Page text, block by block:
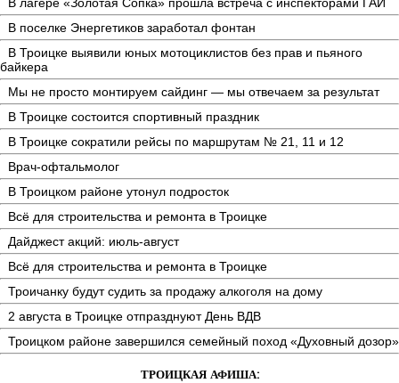
В поселке Энергетиков заработал фонтан
В Троицке выявили юных мотоциклистов без прав и пьяного
байкера
Мы не просто монтируем сайдинг — мы отвечаем за результат
В Троицке состоится спортивный праздник
В Троицке сократили рейсы по маршрутам № 21, 11 и 12
Врач-офтальмолог
В Троицком районе утонул подросток
Всё для строительства и ремонта в Троицке
Дайджест акций: июль-август
Всё для строительства и ремонта в Троицке
Троичанку будут судить за продажу алкоголя на дому
2 августа в Троицке отпразднуют День ВДВ
Троицком районе завершился семейный поход «Духовный дозор»
ТРОИЦКАЯ АФИША: